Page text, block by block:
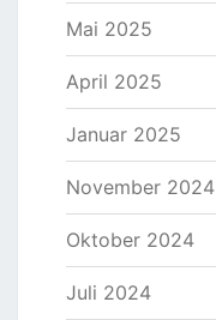
Mai 2025
April 2025
Januar 2025
November 2024
Oktober 2024
Juli 2024